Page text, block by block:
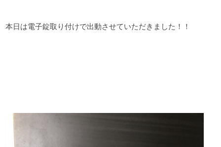
本日は電子錠取り付けで出動させていただきました！！